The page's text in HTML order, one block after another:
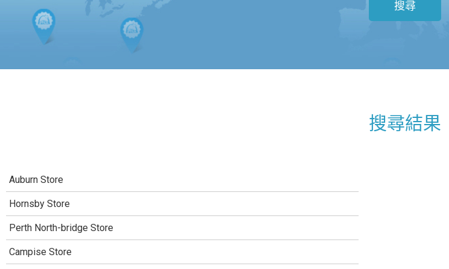
搜尋
搜尋結果
Auburn Store
Hornsby Store
Perth North-bridge Store
Campise Store